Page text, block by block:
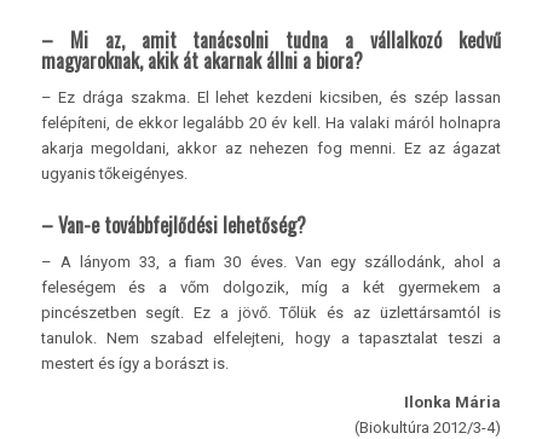
– Mi az, amit tanácsolni tudna a vállalkozó kedvű
magyaroknak, akik át akarnak állni a biora?
– Ez drága szakma. El lehet kezdeni kicsiben, és szép lassan
felépíteni, de ekkor legalább 20 év kell. Ha valaki máról holnapra
akarja megoldani, akkor az nehezen fog menni. Ez az ágazat
ugyanis tőkeigényes.
– Van-e továbbfejlődési lehetőség?
– A lányom 33, a fiam 30 éves. Van egy szállodánk, ahol a
feleségem és a vőm dolgozik, míg a két gyermekem a
pincészetben segít. Ez a jövő. Tőlük és az üzlettársamtól is
tanulok. Nem szabad elfelejteni, hogy a tapasztalat teszi a
mestert és így a borászt is.
Ilonka Mária
(Biokultúra 2012/3-4)